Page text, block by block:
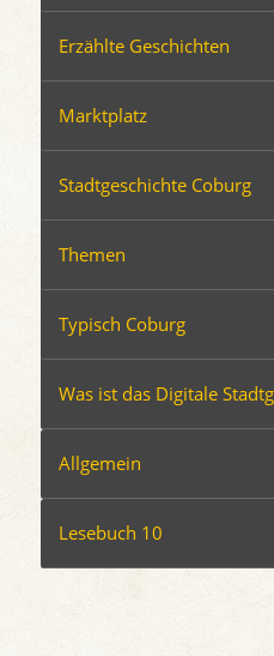
Erzählte Geschichten
Marktplatz
Stadtgeschichte Coburg
Themen
Typisch Coburg
Was ist das Digitale
Allgemein
Lesebuch 10